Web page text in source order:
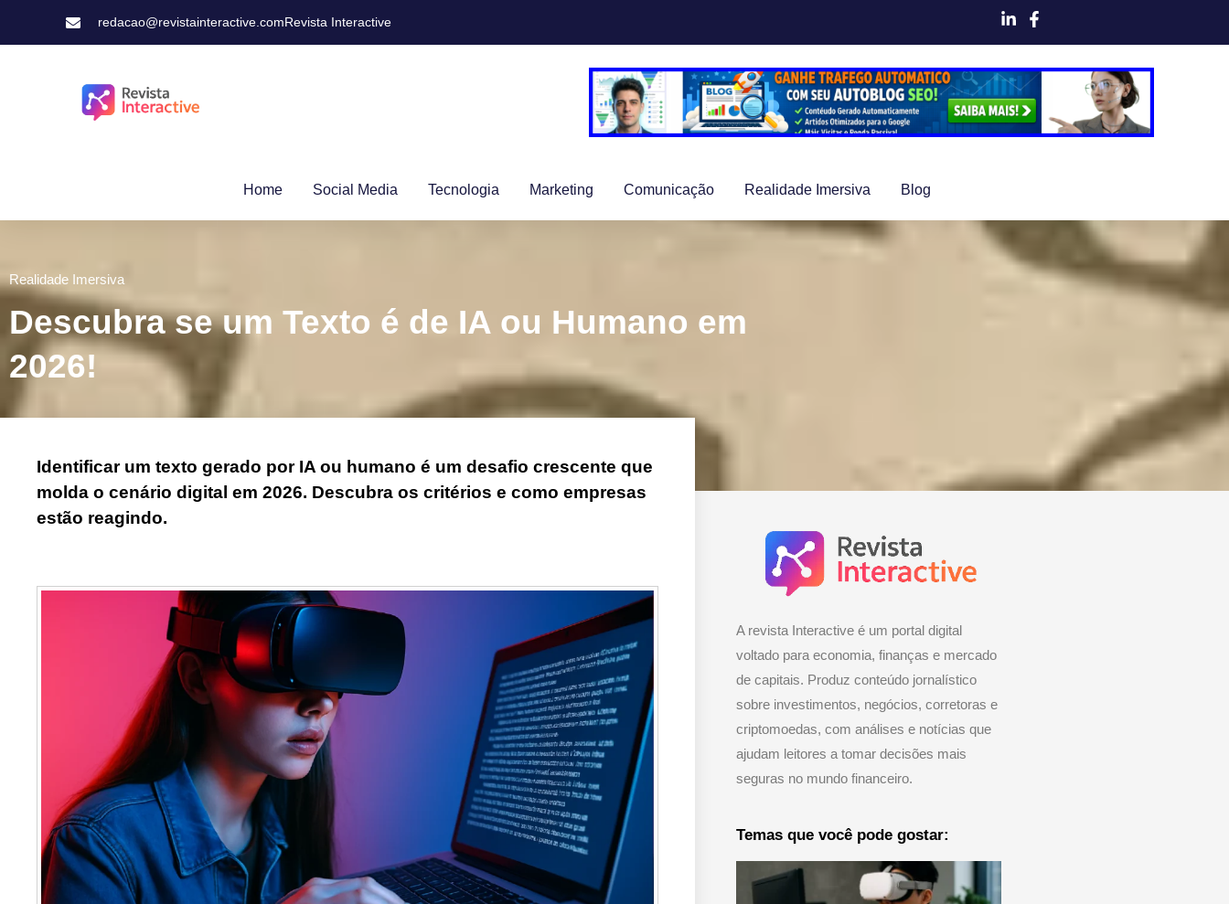
redacao@revistainteractive.comRevista Interactive
Home Social Media Tecnologia Marketing Comunicação Realidade Imersiva Blog
Realidade Imersiva
Descubra se um Texto é de IA ou Humano em
2026!
Identificar um texto gerado por IA ou humano é um desafio crescente que
molda o cenário digital em 2026. Descubra os critérios e como empresas
estão reagindo.
A revista Interactive é um portal digital
voltado para economia, finanças e mercado
de capitais. Produz conteúdo jornalístico
sobre investimentos, negócios, corretoras e
criptomoedas, com análises e notícias que
ajudam leitores a tomar decisões mais
seguras no mundo financeiro.
Temas que você pode gostar: